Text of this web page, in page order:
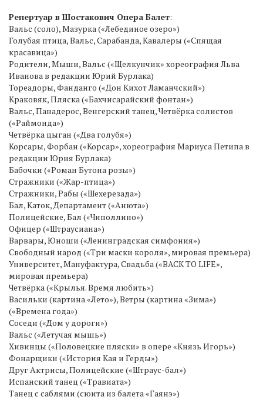
Репертуар в Шостакович Опера Балет:
Вальс (соло), Мазурка («Лебединое озеро»)
Голубая птица, Вальс, Сарабанда, Кавалеры («Спящая
красавица»)
Родители, Мыши, Вальс («Щелкунчик» хореография Льва
Иванова в редакции Юрий Бурлака)
Тореадоры, Фанданго («Дон Кихот Ламанчский»)
Краковяк, Пляска («Бахчисарайский фонтан»)
Вальс, Панадерос, Венгерский танец, Четвёрка солистов
(«Раймонда»)
Четвёрка цыган («Два голубя»)
Корсары, Форбан («Корсар», хореография Мариуса Петипа в
редакции Юрия Бурлака)
Бабочки («Роман Бутона розы»)
Стражники («Жар-птица»)
Стражники, Рабы («Шехерезада»)
Бал, Каток, Департамент («Анюта»)
Полицейские, Бал («Чиполлино»)
Офицер («Штраусиана»)
Варвары, Юноши («Ленинградская симфония»)
Свободный народ («Три маски короля», мировая премьера)
Университет, Мануфактура, Свадьба («BACK TO LIFE»,
мировая премьера)
Четвёрка («Крылья. Время любить»)
Васильки (картина «Лето»), Ветры (картина «Зима»)
(«Времена года»)
Соседи («Дом у дороги»)
Вальс («Летучая мышь»)
Хивинцы («Половецкие пляски» в опере «Князь Игорь»)
Фонарщики («История Кая и Герды»)
Друг Актрисы, Полицейские («Штраус-бал»)
Испанский танец («Травиата»)
Танец с саблями (сюита из балета «Гаянэ»)